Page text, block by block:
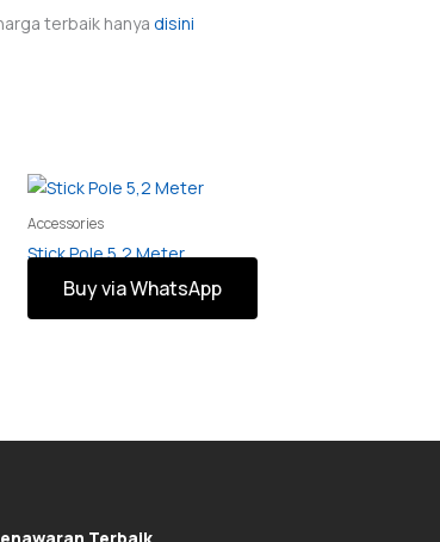
terbaik hanya disini
Accessories
Stick Pole 5,2 Meter
Buy via WhatsApp